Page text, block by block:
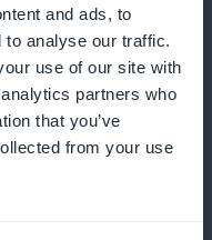
and ads, to
to analyse our traffic.
use of our site with
partners who
that you’ve
from your use
over